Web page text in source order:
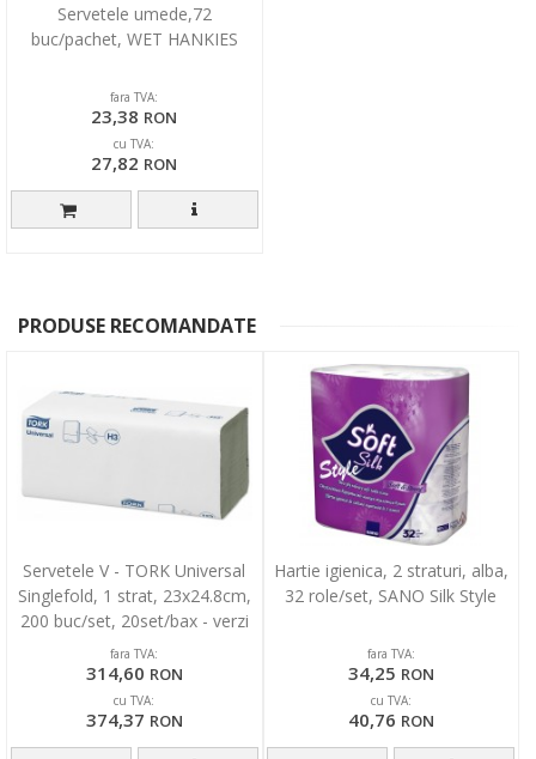
Servetele umede,72
buc/pachet, WET HANKIES
fara TVA:
23,38 RON
cu TVA:
27,82 RON
PRODUSE RECOMANDATE
Servetele V - TORK Universal
Singlefold, 1 strat, 23x24.8cm,
200 buc/set, 20set/bax - verzi
fara TVA:
314,60 RON
cu TVA:
374,37 RON
Hartie igienica, 2 straturi, alba,
32 role/set, SANO Silk Style
fara TVA:
34,25 RON
cu TVA:
40,76 RON